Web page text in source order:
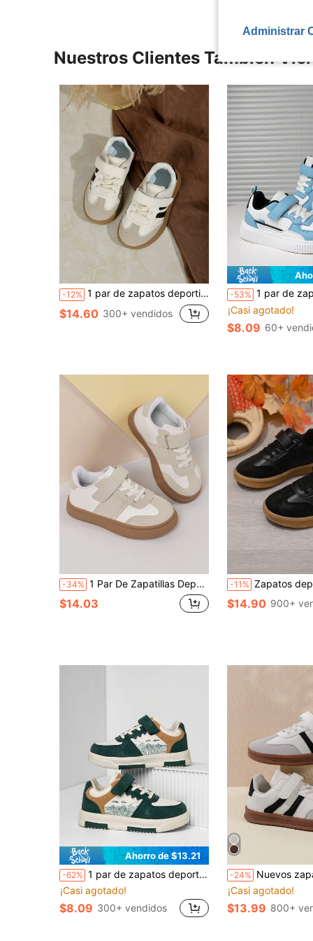
Nuestros Clientes También
-12% 1 par de zapatos deportivos casuales para niños, zapatillas escolares versátiles de caña baja para niños y niñas para primavera/otoño
$14.60 300+ vendidos
-53% 1 par de zapatos deportivos planos casuales y cómodos con cierre de gancho y bucle antideslizantes, adecuados para uso al aire
¡Casi agotado!
$8.09 60+
-34% 1 Par De Zapatillas Deportivas Casuales Y Planas De Niña, Ligeras Para Todas Las Estaciones, Zapatos De Entrenamiento Atlético
$14.03
-11% Zapatos deportivos de moda para niños, suela de goma antideslizante, casual y versátil, con
$14.90 900+
Ahorro de $13.21
-62% 1 par de zapatos deportivos casuales cómodos y transpirables para niños, con estampado de paisaje aleatorio, diseño de parches de colores contrastantes, zapatos de moda para estudiantes de campus, zapatillas de correr para niños/niñas
¡Casi agotado!
$8.09 300+ vendidos
-24% Nuevos zapatos deportivos para niños,
¡Casi agotado!
$13.99 800+
Administrar